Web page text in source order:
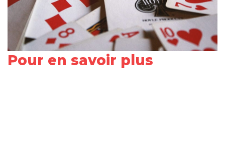
Pour en savoir plus